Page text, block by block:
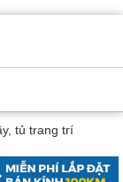
tủ trang trí